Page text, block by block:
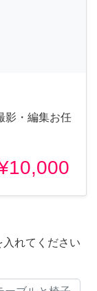
影・編集お任
れてください